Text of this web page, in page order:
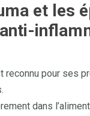
et les
reconnu pour ses
dans